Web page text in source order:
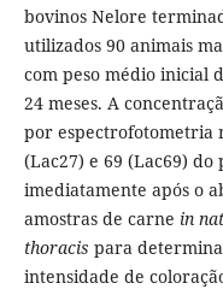
bovinos Nelore
utilizados 90 animais
com peso médio inicial
24 meses. A
por espectrofotometria
(Lac27) e 69 (Lac69)
imediatamente após o
amostras de carne in
thoracis para
intensidade de